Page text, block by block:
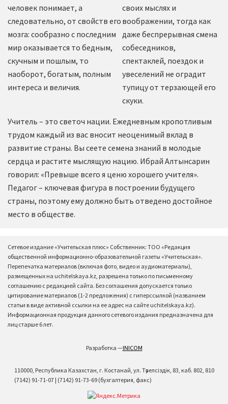
человек понимает, а
следовательно, от свойств его
мозга: сообразно с последним
мир оказывается то бедным,
скучным и пошлым, то
наоборот, богатым, полным
интереса и величия.
своих мыслях и
воображении, тогда как
даже беспрерывная смена
собеседников,
спектаклей, поездок и
увеселений не оградит
тупицу от терзающей его
скуки.
Учитель – это светоч нации. Ежедневным кропотливым
трудом каждый из вас вносит неоценимый вклад в
развитие страны. Вы сеете семена знаний в молодые
сердца и растите мыслящую нацию. Ибрай Алтынсарин
говорил: «Превыше всего я ценю хорошего учителя».
Педагог – ключевая фигура в построении будущего
страны, поэтому ему должно быть отведено достойное
место в обществе.
Сетевое издание «Учительская плюс» Собственник: ТОО «Редакция
общественной информационно-образовательной газеты «Учительская».
Перепечатка материалов (включая фото, видео и аудиоматериалы),
размещенных на uchitelskaya.kz, разрешена только по письменному
соглашению с редакцией сайта. Без соглашения допускается только
цитирование материалов (1-2 предложения) с гиперссылкой (названием
статьи в виде активной ссылки на ее адрес на сайте uchitelskaya.kz).
Информационная продукция данного сетевого издания предназначена для
лиц старше 6 лет.
Разработка —INICOM
110000, Республика Казахстан, г. Костанай, ул. Тәуелсіздік, 83, каб. 802, 810
(7142) 91-71-07 | (7142) 91-73-69 (бухгалтерия, факс)